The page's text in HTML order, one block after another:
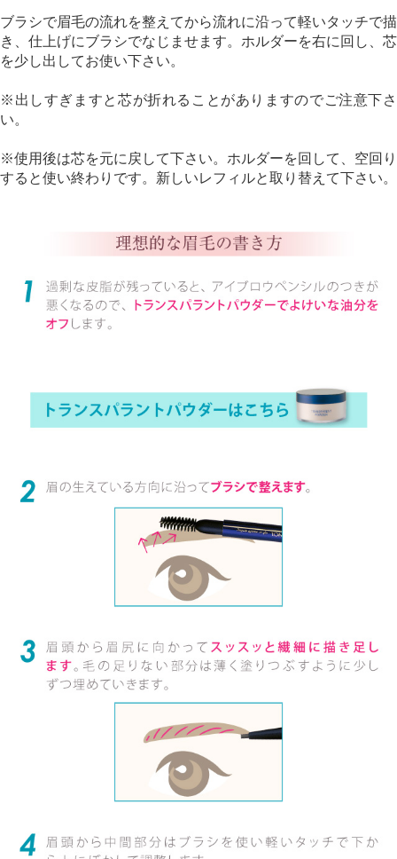
ブラシで眉毛の流れを整えてから流れに沿って軽いタッチで描
き、仕上げにブラシでなじませます。ホルダーを右に回し、芯
を少し出してお使い下さい。
※出しすぎますと芯が折れることがありますのでご注意下さ
い。
※使用後は芯を元に戻して下さい。ホルダーを回して、空回り
すると使い終わりです。新しいレフィルと取り替えて下さい。